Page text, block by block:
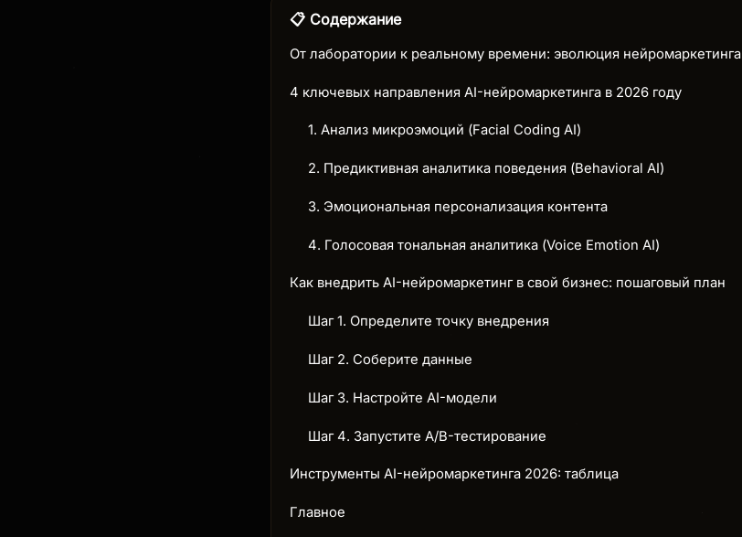
📋 Содержание
От лаборатории к реальному времени: эволюция нейромаркетинга
4 ключевых направления AI-нейромаркетинга в 2026 году
1. Анализ микроэмоций (Facial Coding AI)
2. Предиктивная аналитика поведения (Behavioral AI)
3. Эмоциональная персонализация контента
4. Голосовая тональная аналитика (Voice Emotion AI)
Как внедрить AI-нейромаркетинг в свой бизнес: пошаговый план
Шаг 1. Определите точку внедрения
Шаг 2. Соберите данные
Шаг 3. Настройте AI-модели
Шаг 4. Запустите A/B-тестирование
Инструменты AI-нейромаркетинга 2026: таблица
Главное